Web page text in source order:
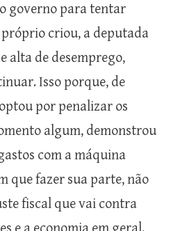
governo para tentar
criou, a deputada
alta de desemprego,
Isso porque, de
por penalizar os
algum, demonstrou
com a máquina
que fazer sua parte, não
fiscal que vai contra